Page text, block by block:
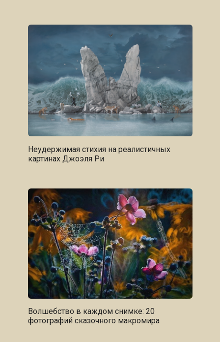
Неудержимая стихия на реалистичных
картинах Джоэля Ри
Волшебство в каждом снимке: 20
фотографий сказочного макромира